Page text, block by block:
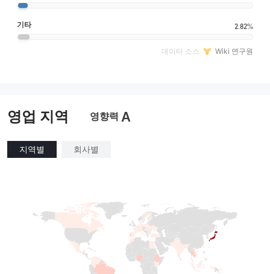
기타 2.82%
데이터 소스 Wiki 연구원
영업 지역 영향력 A
지역별 회사별